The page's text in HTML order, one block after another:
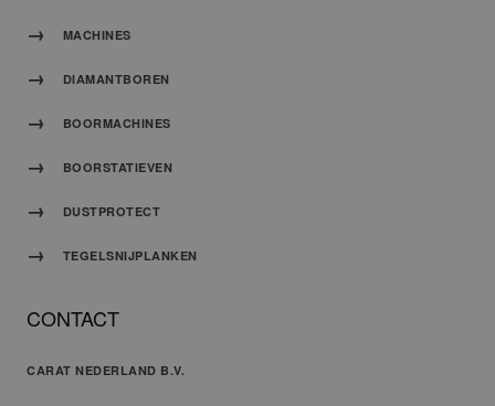
MACHINES
DIAMANTBOREN
BOORMACHINES
BOORSTATIEVEN
DUSTPROTECT
TEGELSNIJPLANKEN
CONTACT
CARAT NEDERLAND B.V.